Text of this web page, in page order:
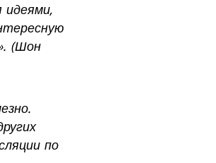
идеями,
(Шон
по